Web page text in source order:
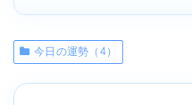
今日の運勢（4）